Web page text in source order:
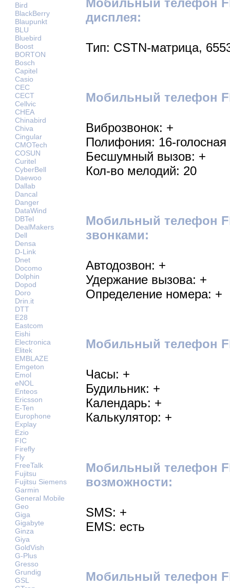
Bird
BlackBerry
Blaupunkt
BLU
Bluebird
Boost
BORTON
Bosch
Capitel
Casio
CEC
CECT
Cellvic
CHEA
Chinabird
Chiva
Cingular
CMOTech
COSUN
Curitel
CyberBell
Daewoo
Dallab
Dancal
Danger
DataWind
DBTel
DealMakers
Dell
Densa
D-Link
Dnet
Docomo
Dolphin
Dopod
Doro
Drin.it
DTT
E28
Eastcom
Eishi
Electronica
Elitek
EMBLAZE
Emgeton
Emol
eNOL
Enteos
Ericsson
E-Ten
Europhone
Explay
Ezio
FIC
Firefly
Fly
FreeTalk
Fujitsu
Fujitsu Siemens
Garmin
General Mobile
Geo
Giga
Gigabyte
Ginza
Giya
GoldVish
G-Plus
Gresso
Grundig
GSL
дисплея:
Тип: CSTN-матрица,
Мобильный телефон
Виброзвонок: +
Полифония: 16-голосная
Бесшумный вызов: +
Кол-во мелодий: 20
Мобильный телефон
звонками:
Автодозвон: +
Удержание вызова: +
Определение номера: +
Мобильный телефон
Часы: +
Будильник: +
Календарь: +
Калькулятор: +
Мобильный телефон
возможности:
SMS: +
EMS: есть
Мобильный телефон